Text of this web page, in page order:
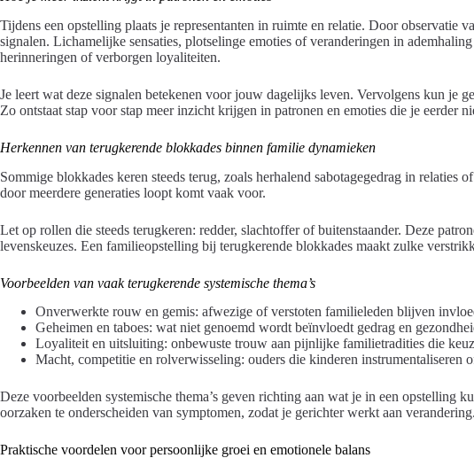
Tijdens een opstelling plaats je representanten in ruimte en relatie. Door observatie
signalen. Lichamelijke sensaties, plotselinge emoties of veranderingen in
herinneringen of verborgen loyaliteiten.
Je leert wat deze signalen betekenen voor jouw dagelijks leven. Vervolgens kun je
Zo ontstaat stap voor stap meer inzicht krijgen in patronen en emoties die je eerder
Herkennen van terugkerende blokkades binnen familie dynamieken
Sommige blokkades keren steeds terug, zoals herhalend sabotagegedrag in relaties
door meerdere generaties loopt komt vaak voor.
Let op rollen die steeds terugkeren: redder, slachtoffer of buitenstaander. Deze
levenskeuzes. Een familieopstelling bij terugkerende blokkades maakt zulke
Voorbeelden van vaak terugkerende systemische thema’s
Onverwerkte rouw en gemis: afwezige of verstoten familieleden blijven
Geheimen en taboes: wat niet genoemd wordt beïnvloedt gedrag en
Loyaliteit en uitsluiting: onbewuste trouw aan pijnlijke familietradities die
Macht, competitie en rolverwisseling: ouders die kinderen instrumentaliseren
Deze voorbeelden systemische thema’s geven richting aan wat je in een opstelling
oorzaken te onderscheiden van symptomen, zodat je gerichter werkt aan verandering.
Praktische voordelen voor persoonlijke groei en emotionele balans